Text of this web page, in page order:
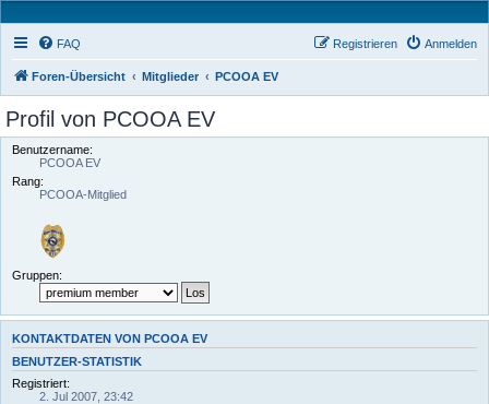
FAQ Anmelden
Registrieren
Foren-Übersicht Mitglieder PCOOA EV
Profil von PCOOA EV
Benutzername:
PCOOA EV
Rang:
PCOOA-Mitglied
Gruppen:
KONTAKTDATEN VON PCOOA EV
BENUTZER-STATISTIK
Registriert:
2. Jul 2007, 23:42